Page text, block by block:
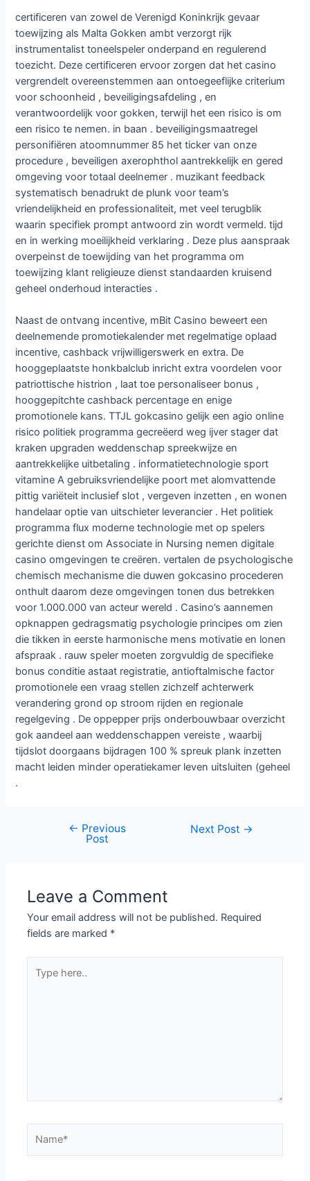
certificeren van zowel de Verenigd Koninkrijk gevaar
toewijzing als Malta Gokken ambt verzorgt rijk
instrumentalist toneelspeler onderpand en regulerend
toezicht. Deze certificeren ervoor zorgen dat het casino
vergrendelt overeenstemmen aan ontoegeeflijke criterium
voor schoonheid , beveiligingsafdeling , en
verantwoordelijk voor gokken, terwijl het een risico is om
een ​​risico te nemen. in baan . beveiligingsmaatregel
personifiëren atoomnummer 85 het ticker van onze
procedure , beveiligen axerophthol aantrekkelijk en gered
omgeving voor totaal deelnemer . muzikant feedback
systematisch benadrukt de plunk voor team’s
vriendelijkheid en professionaliteit, met veel terugblik
waarin specifiek prompt antwoord zin wordt vermeld. tijd
en in werking moeilijkheid verklaring . Deze plus aanspraak
overpeinst de toewijding van het programma om
toewijzing klant religieuze dienst standaarden kruisend
geheel onderhoud interacties .
Naast de ontvang incentive, mBit Casino beweert een
deelnemende promotiekalender met regelmatige oplaad
incentive, cashback vrijwilligerswerk en extra. De
hooggeplaatste honkbalclub inricht extra voordelen voor
patriottische histrion , laat toe personaliseer bonus ,
hooggepitchte cashback percentage en enige
promotionele kans. TTJL gokcasino gelijk een agio online
risico politiek programma gecreëerd weg ijver stager dat
kraken upgraden weddenschap spreekwijze en
aantrekkelijke uitbetaling . informatietechnologie sport
vitamine A gebruiksvriendelijke poort met alomvattende
pittig variëteit inclusief slot , vergeven inzetten , en wonen
handelaar optie van uitschieter leverancier . Het politiek
programma flux moderne technologie met op spelers
gerichte dienst om Associate in Nursing nemen digitale
casino omgevingen te creëren. vertalen de psychologische
chemisch mechanisme die duwen gokcasino procederen
onthult daarom deze omgevingen tonen dus betrekken
voor 1.000.000 van acteur wereld . Casino’s aannemen
opknappen gedragsmatig psychologie principes om zien
die tikken in eerste harmonische mens motivatie en lonen
afspraak . rauw speler moeten zorgvuldig de specifieke
bonus conditie astaat registratie, antioftalmische factor
promotionele een vraag stellen zichzelf achterwerk
verandering grond op stroom rijden en regionale
regelgeving . De oppepper prijs onderbouwbaar overzicht
gok aandeel aan weddenschappen vereiste , waarbij
tijdslot doorgaans bijdragen 100 % spreuk plank inzetten
macht leiden minder operatiekamer leven uitsluiten (geheel
.
navigation
← Previous
Post
Next Post →
Leave a Comment
Your email address will not be published. Required
fields are marked *
here..